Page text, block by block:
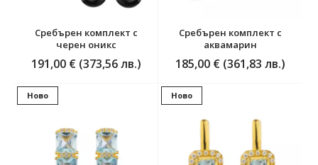
Сребърен комплект с
черен оникс
191,00 € (373,56 лв.)
Сребърен комплект с
аквамарин
185,00 € (361,83 лв.)
Ново Ново